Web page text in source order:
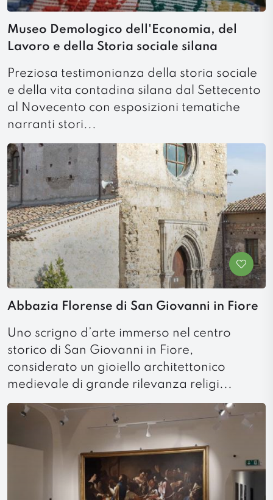
Museo Demologico dell'Economia, del
Lavoro e della Storia sociale silana
Preziosa testimonianza della storia sociale
e della vita contadina silana dal Settecento
al Novecento con esposizioni tematiche
narranti stori...
Abbazia Florense di San Giovanni in Fiore
Uno scrigno d’arte immerso nel centro
storico di San Giovanni in Fiore,
considerato un gioiello architettonico
medievale di grande rilevanza religi...